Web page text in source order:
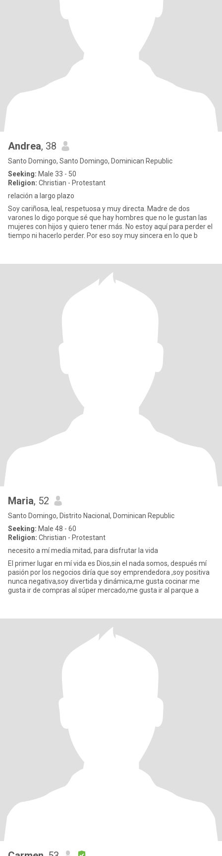
Andrea, 38
Santo Domingo, Santo Domingo, Dominican Republic
Seeking: Male 33 - 50
Religion: Christian - Protestant
relación a largo plazo
Soy cariñosa, leal, respetuosa y muy directa. Madre de dos
varones lo digo porque sé que hay hombres que no le gustan las
mujeres con hijos y quiero tener más. No estoy aquí para perder el
tiempo ni hacerlo perder. Por eso soy muy sincera en lo que b
Maria, 52
Santo Domingo, Distrito Nacional, Dominican Republic
Seeking: Male 48 - 60
Religion: Christian - Protestant
necesito a mí medía mitad, para disfrutar la vida
El primer lugar en mí vida es Dios,sin el nada somos, después mí
pasión por los negocios diría que soy emprendedora ,soy positiva
nunca negativa,soy divertida y dinámica,me gusta cocinar me
gusta ir de compras al súper mercado,me gusta ir al parque a